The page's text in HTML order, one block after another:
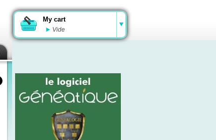
My cart
Vide